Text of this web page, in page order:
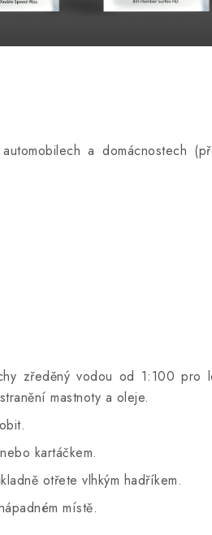
a domácnostech
zředěný vodou od 1:100 pro
mastnoty a oleje.
kartáčkem.
otřete vlhkým hadříkem.
místě.